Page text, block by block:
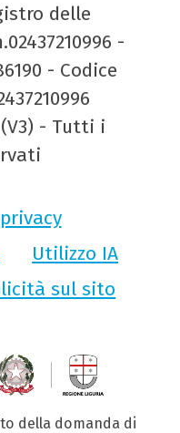
delle
-
- Codice
- Tutti i
Utilizzo IA
sul sito
della domanda di